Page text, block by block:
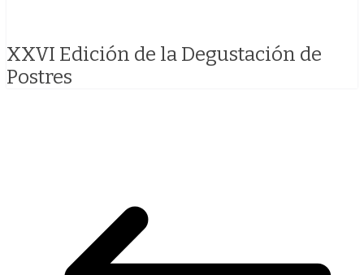
XXVI Edición de la Degustación de
Postres